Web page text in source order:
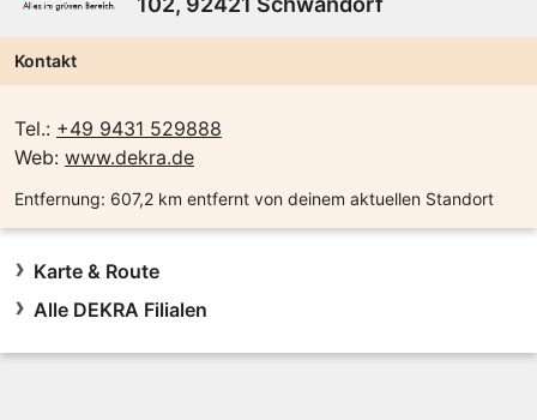
Kontakt
Tel.: +49 9431 529888
Web: www.dekra.de
Entfernung: 607,2 km entfernt von deinem aktuellen Standort
Karte & Route
Alle DEKRA Filialen